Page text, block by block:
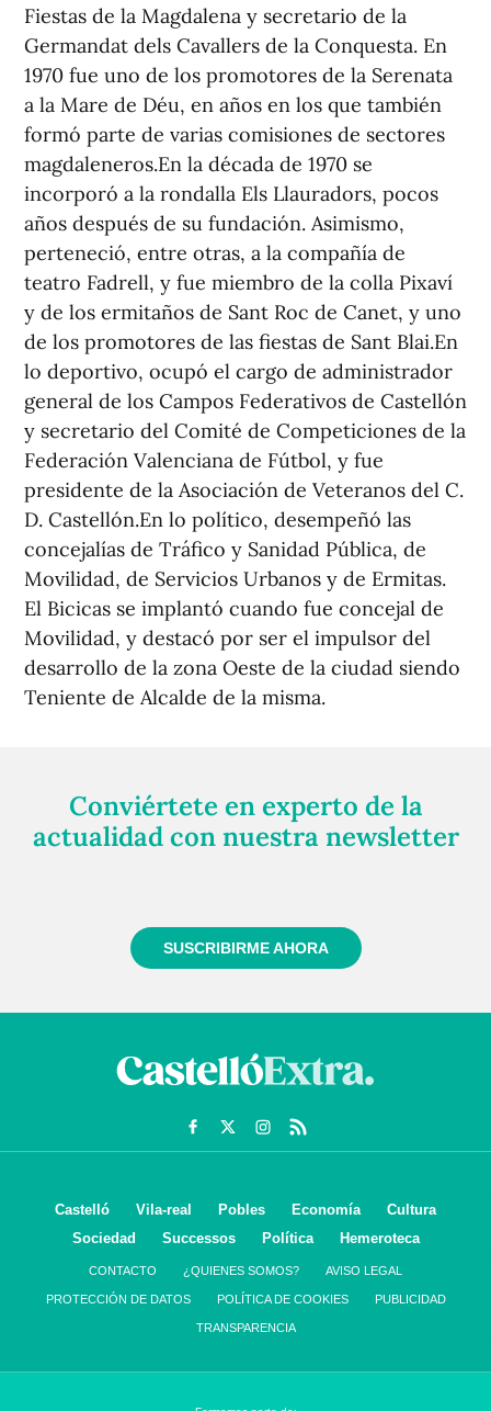
Fiestas de la Magdalena y secretario de la
Germandat dels Cavallers de la Conquesta. En
1970 fue uno de los promotores de la Serenata
a la Mare de Déu, en años en los que también
formó parte de varias comisiones de sectores
magdaleneros.En la década de 1970 se
incorporó a la rondalla Els Llauradors, pocos
años después de su fundación. Asimismo,
perteneció, entre otras, a la compañía de
teatro Fadrell, y fue miembro de la colla Pixaví
y de los ermitaños de Sant Roc de Canet, y uno
de los promotores de las fiestas de Sant Blai.En
lo deportivo, ocupó el cargo de administrador
general de los Campos Federativos de Castellón
y secretario del Comité de Competiciones de la
Federación Valenciana de Fútbol, y fue
presidente de la Asociación de Veteranos del C.
D. Castellón.En lo político, desempeñó las
concejalías de Tráfico y Sanidad Pública, de
Movilidad, de Servicios Urbanos y de Ermitas.
El Bicicas se implantó cuando fue concejal de
Movilidad, y destacó por ser el impulsor del
desarrollo de la zona Oeste de la ciudad siendo
Teniente de Alcalde de la misma.
Conviértete en experto de la
actualidad con nuestra newsletter
SUSCRIBIRME AHORA
Castelló Vila-real Pobles Economía
Cultura
Sociedad
Successos Política Hemeroteca
CONTACTO ¿QUIENES SOMOS? AVISO LEGAL
PROTECCIÓN DE DATOS POLÍTICA DE COOKIES PUBLICIDAD
TRANSPARENCIA